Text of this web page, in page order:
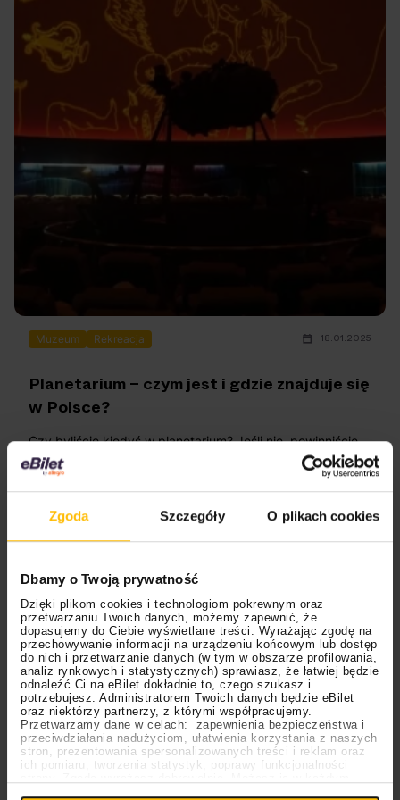
Zgoda Szczegóły O plikach cookies
Dbamy o Twoją prywatność
Dzięki plikom cookies i technologiom pokrewnym oraz
przetwarzaniu Twoich danych, możemy zapewnić, że
dopasujemy do Ciebie wyświetlane treści. Wyrażając zgodę na
przechowywanie informacji na urządzeniu końcowym lub dostęp
do nich i przetwarzanie danych (w tym w obszarze profilowania,
analiz rynkowych i statystycznych) sprawiasz, że łatwiej będzie
odnaleźć Ci na eBilet dokładnie to, czego szukasz i
potrzebujesz. Administratorem Twoich danych będzie eBilet
oraz niektórzy partnerzy, z którymi współpracujemy.
Przetwarzamy dane w celach: zapewnienia bezpieczeństwa i
przeciwdziałania nadużyciom, ułatwienia korzystania z naszych
stron, prezentowania spersonalizowanych treści i reklam oraz
ich pomiaru, tworzenia statystyk, poprawy funkcjonalności
OFF Festival 2026 –
nocne koncerty
warte uwagi!
High Five: pięć
najciekawszych
wydarzeń w polskim
rapie [czerwiec i
lipiec 2026]
przydać zwłaszcza na wyjazdach, z dala od Waszego
miejsca zamieszkania. W związku z tym zaprezentujemy
Wam podstawowe oznaczenia szlaków rowerowych w
Polsce. Gotowi? Ruszamy!
Muzeum Rekreacja 18.01.2025
Planetarium – czym jest i gdzie znajduje się
w Polsce?
Czy byliście kiedyś w planetarium? Jeśli nie, powinniście
to jak najszybciej zmienić! Czemu? Otóż jest to
niesamowite miejsce, które „przeniesie” Was do nieba oraz
pozwoli zaznajomić się z rozmaitymi ciałami niebieskimi.
Brzmi cudownie, prawda? Ten artykuł sprawi, że dowiecie
miastach możecie udać się właśnie do wspomnianego
wyżej obiektu. Gotowi? Nie ma na co czekać. Ruszamy!
Muzeum Rekreacja 16.01.2025